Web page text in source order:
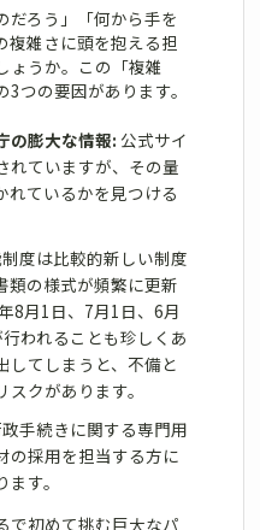
だろう」「何から手を
複雑さに頭を抱える担
ょうか。この「複雑
つの要因があります。
の膨大な情報: 公式サイ
れていますが、その量
れているかを見つける
度は比較的新しい制度
類の様式が頻繁に更新
8月1日、7月1日、6月
われることも珍しくあ
してしまうと、不備と
クがあります。
手続きに関する専門用
の採用を担当する方に
す。
で初めて挑む巨大なパ